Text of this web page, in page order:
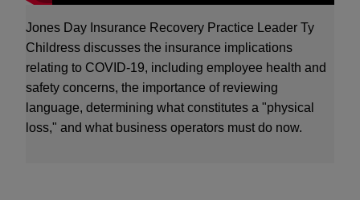
購計劃中，提供 8.37 億澳幣融資。MCAG 在澳洲證券
交易所掛牌，是一採用三環組合證券結構 (triple-
stapled) 的私募基金集團。該公司投資標的包括
European Directories、Red Bee Media、AIR-serv 和
Regis Group。
Jones Day Insurance Recovery Practice Leader Ty
Childress discusses the insurance implications
relating to COVID-19, including employee health and
safety concerns, the importance of reviewing
language, determining what constitutes a "physical
loss," and what business operators must do now.